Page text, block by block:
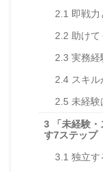
2.1 即戦力
2.2 助けて
2.3 実務経
2.4 スキ
2.5 未経験
3 「未経験
す7ステップ
3.1 独立す